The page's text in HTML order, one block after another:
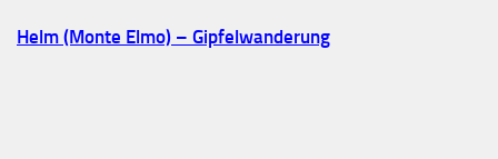
Helm (Monte Elmo) – Gipfelwanderung